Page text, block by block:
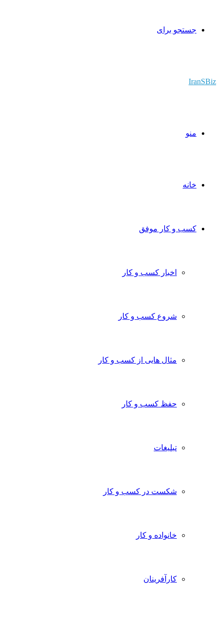
جستجو برای
IranSBiz
منو
خانه
کسب و کار موفق
اخبار کسب و کار
شروع کسب و کار
مثال هایی از کسب و کار
حفظ کسب و کار
تبلیغات
شکست در کسب و کار
خانواده و کار
کارآفرینان